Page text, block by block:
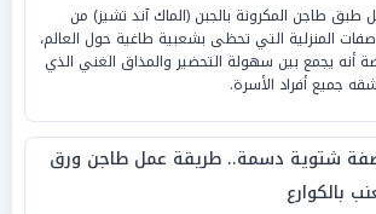
طبق طاجن المكرونة بالجبن (الماك آند تشيز) من
المنزلية التي تحظى بشعبية طاغية حول العالم،
أنه يجمع بين سهولة التحضير والمذاق الغني الذي
جميع أفراد الأسرة.
شتوية دسمة.. طريقة عمل طاجن ورق
بالكوارع